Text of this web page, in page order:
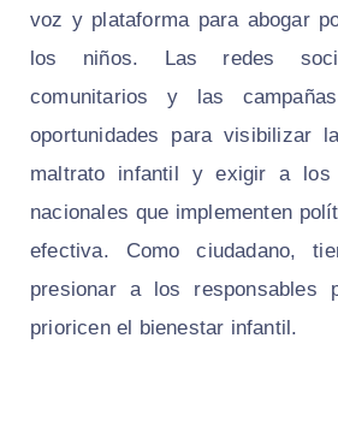
voz y plataforma para abogar
los niños. Las redes
comunitarios y las
oportunidades para visibilizar
maltrato infantil y exigir a
nacionales que implementen
efectiva. Como ciudadano,
presionar a los responsables
prioricen el bienestar infantil.